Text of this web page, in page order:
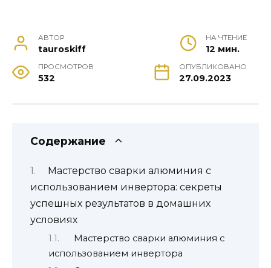
АВТОР
tauroskiff
НА ЧТЕНИЕ
12 мин.
ПРОСМОТРОВ
532
ОПУБЛИКОВАНО
27.09.2023
Содержание
Мастерство сварки алюминия с
использованием инвертора: секреты
успешных результатов в домашних
условиях
Мастерство сварки алюминия с
использованием инвертора